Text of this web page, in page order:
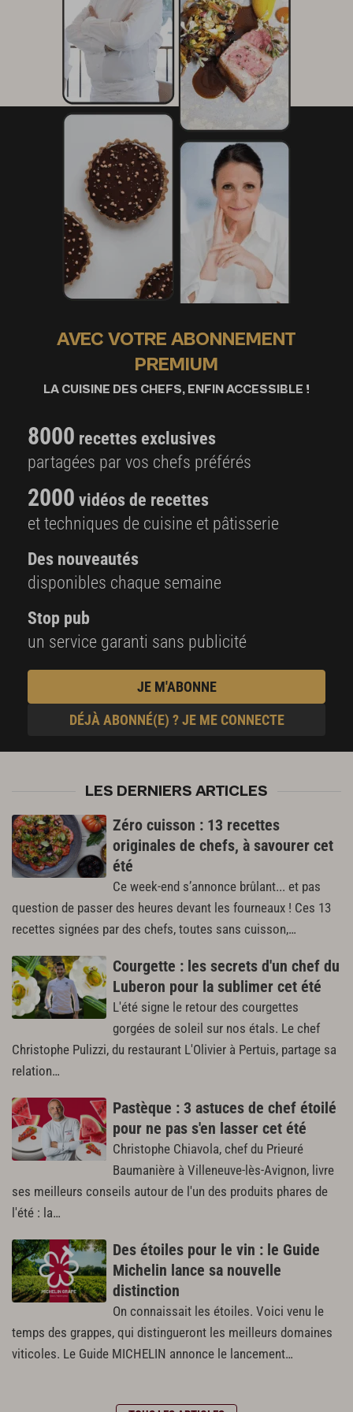
AVEC VOTRE ABONNEMENT
PREMIUM
LA CUISINE DES CHEFS, ENFIN ACCESSIBLE !
8000 recettes exclusives
partagées par vos chefs préférés
2000 vidéos de recettes
et techniques de cuisine et pâtisserie
Des nouveautés
disponibles chaque semaine
Stop pub
un service garanti sans publicité
JE M'ABONNE
DÉJÀ ABONNÉ(E) ? JE ME CONNECTE
LES DERNIERS ARTICLES
Zéro cuisson : 13 recettes
originales de chefs, à savourer cet
été
Ce week-end s’annonce brûlant... et pas
question de passer des heures devant les fourneaux ! Ces 13
recettes signées par des chefs, toutes sans cuisson,…
Courgette : les secrets d'un chef du
Luberon pour la sublimer cet été
L'été signe le retour des courgettes
gorgées de soleil sur nos étals. Le chef
Christophe Pulizzi, du restaurant L'Olivier à Pertuis, partage sa
relation…
Pastèque : 3 astuces de chef étoilé
pour ne pas s'en lasser cet été
Christophe Chiavola, chef du Prieuré
Baumanière à Villeneuve-lès-Avignon, livre
ses meilleurs conseils autour de l'un des produits phares de
l'été : la…
Des étoiles pour le vin : le Guide
Michelin lance sa nouvelle
distinction
On connaissait les étoiles. Voici venu le
temps des grappes, qui distingueront les meilleurs domaines
viticoles. Le Guide MICHELIN annonce le lancement…